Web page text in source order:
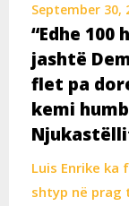
September 30,
“Edhe
jashtë
flet pa
kemi
Luis Enrike
shtyp në prag